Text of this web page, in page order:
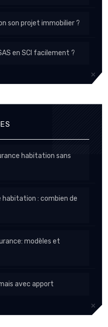
son projet immobilier ?
en SCI facilement ?
habitation sans
habitation : combien de
modèles et
avec apport